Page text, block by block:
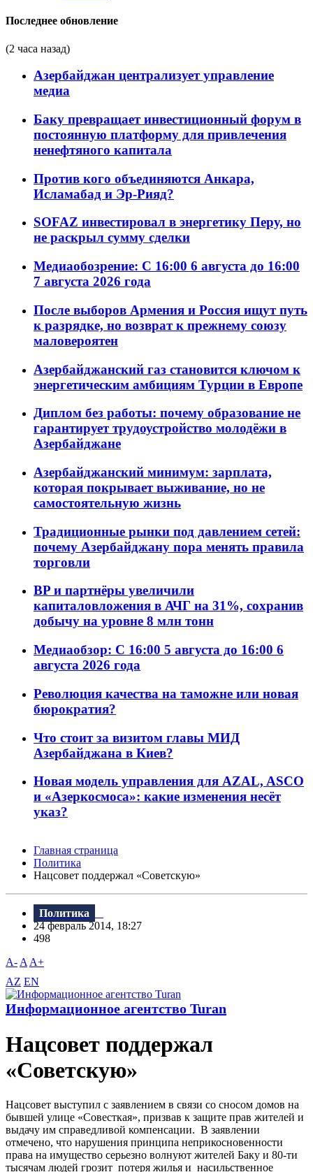
Последнее обновление
(2 часа назад)
Азербайджан централизует управление
медиа
Баку превращает инвестиционный форум в
постоянную платформу для привлечения
ненефтяного капитала
Против кого объединяются Анкара,
Исламабад и Эр-Рияд?
SOFAZ инвестировал в энергетику Перу, но
не раскрыл сумму сделки
Медиаобозрение: С 16:00 6 августа до 16:00
7 августа 2026 года
После выборов Армения и Россия ищут путь
к разрядке, но возврат к прежнему союзу
маловероятен
Азербайджанский газ становится ключом к
энергетическим амбициям Турции в Европе
Диплом без работы: почему образование не
гарантирует трудоустройство молодёжи в
Азербайджане
Азербайджанский минимум: зарплата,
которая покрывает выживание, но не
самостоятельную жизнь
Традиционные рынки под давлением сетей:
почему Азербайджану пора менять правила
торговли
BP и партнёры увеличили
капиталовложения в АЧГ на 31%, сохранив
добычу на уровне 8 млн тонн
Медиаобзор: С 16:00 5 августа до 16:00 6
августа 2026 года
Революция качества на таможне или новая
бюрократия?
Что стоит за визитом главы МИД
Азербайджана в Киев?
Новая модель управления для AZAL, ASCO
и «Азеркосмоса»: какие изменения несёт
указ?
Главная страница
Политика
Нацсовет поддержал «Советскую»
Политика
24 февраль 2014, 18:27
498
A- A A+
AZ EN
Информационное агентство Turan
Нацсовет поддержал
«Советскую»
Нацсовет выступил с заявлением в связи со сносом домов на
бывшей улице «Совесткая», призвав к защите прав жителей и
выдачу им справедливой компенсации. В заявлении
отмечено, что нарушения принципа неприкосновенности
права на имущество серьезно волнуют жителей Баку и 80-ти
тысячам людей грозит потеря жилья и насильственное